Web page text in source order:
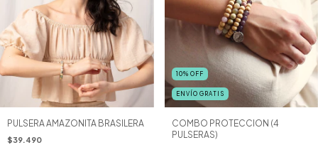
PULSERA AMAZONITA BRASILERA
$39.490
10% OFF
ENVÍO GRATIS
COMBO PROTECCION (4
PULSERAS)